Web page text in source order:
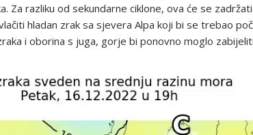
Za razliku od sekundarne ciklone, ova će se
hladan zrak sa sjevera Alpa koji bi se trebao
i oborina s juga, gorje bi ponovno moglo